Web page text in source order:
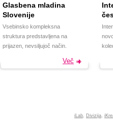
Glasbena mladina
Slovenije
Vsebinsko kompleksna
struktura predstavljena na
prijazen, nevsiljujoč način.
Več
iLab, Divizija,